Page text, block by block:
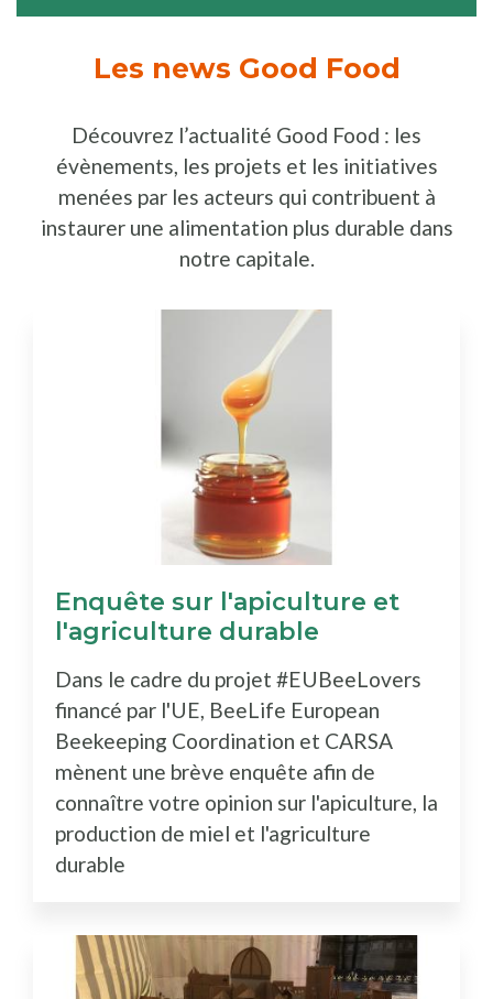
Les news Good Food
Découvrez l’actualité Good Food : les
évènements, les projets et les initiatives
menées par les acteurs qui contribuent à
instaurer une alimentation plus durable dans
notre capitale.
Enquête sur l'apiculture et
l'agriculture durable
Dans le cadre du projet #EUBeeLovers
financé par l'UE, BeeLife European
Beekeeping Coordination et CARSA
mènent une brève enquête afin de
connaître votre opinion sur l'apiculture, la
production de miel et l'agriculture
durable